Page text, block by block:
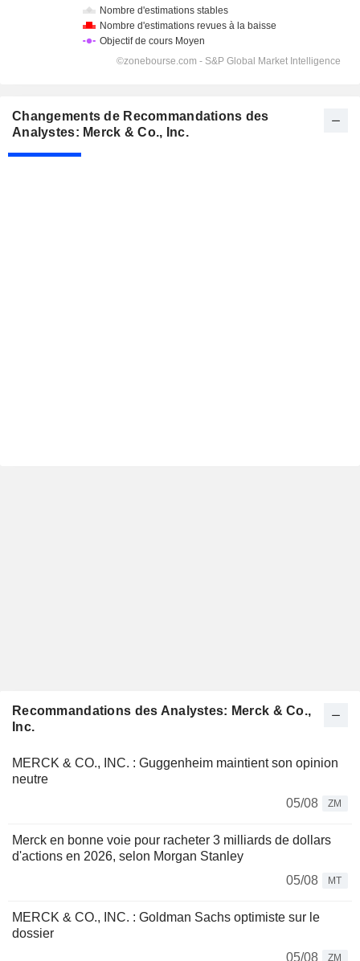
Changements de Recommandations des
Analystes: Merck & Co., Inc.
Recommandations des Analystes: Merck & Co.,
Inc.
MERCK & CO., INC. : Guggenheim maintient son opinion
neutre
05/08
ZM
Merck en bonne voie pour racheter 3 milliards de dollars
d'actions en 2026, selon Morgan Stanley
05/08
MT
MERCK & CO., INC. : Goldman Sachs optimiste sur le
dossier
05/08
ZM